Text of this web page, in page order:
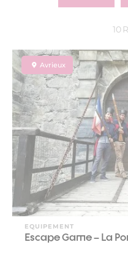
10
Avrieux
EQUIPEMENT
Escape Game – La